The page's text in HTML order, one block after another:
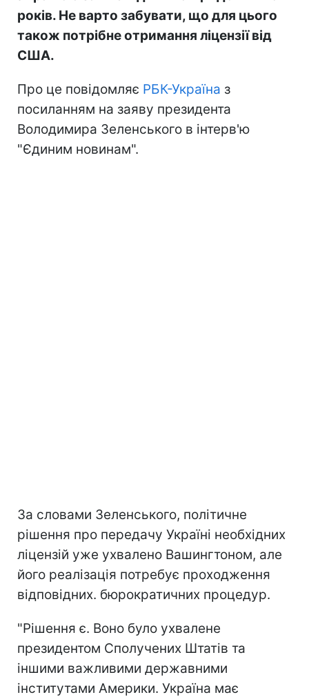
років. Не варто забувати, що для цього
також потрібне отримання ліцензії від
США.
Про це повідомляє РБК-Україна з
посиланням на заяву президента
Володимира Зеленського в інтерв'ю
"Єдиним новинам".
За словами Зеленського, політичне
рішення про передачу Україні необхідних
ліцензій уже ухвалено Вашингтоном, але
його реалізація потребує проходження
відповідних. бюрократичних процедур.
"Рішення є. Воно було ухвалене
президентом Сполучених Штатів та
іншими важливими державними
інститутами Америки. Україна має